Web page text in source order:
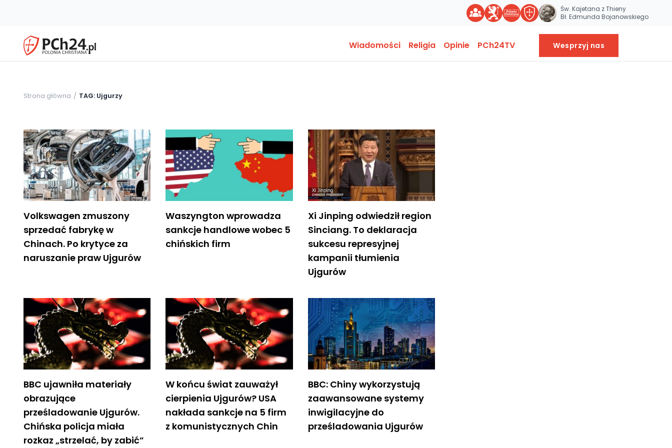
Św. Kajetana z Thieny
Bł. Edmunda Bojanowskiego
Wiadomości Religia Opinie PCh24TV Wesprzyj nas
Strona główna TAG: Ujgurzy
Volkswagen zmuszony
sprzedać fabrykę w
Chinach. Po krytyce za
naruszanie praw Ujgurów
Waszyngton wprowadza
sankcje handlowe wobec 5
chińskich firm
Xi Jinping odwiedził region
Sinciang. To deklaracja
sukcesu represyjnej
kampanii tłumienia
Ujgurów
BBC ujawniła materiały
obrazujące
prześladowanie Ujgurów.
Chińska policja miała
rozkaz „strzelać, by zabić”
W końcu świat zauważył
cierpienia Ujgurów? USA
nakłada sankcje na 5 firm
z komunistycznych Chin
BBC: Chiny wykorzystują
zaawansowane systemy
inwigilacyjne do
prześladowania Ujgurów